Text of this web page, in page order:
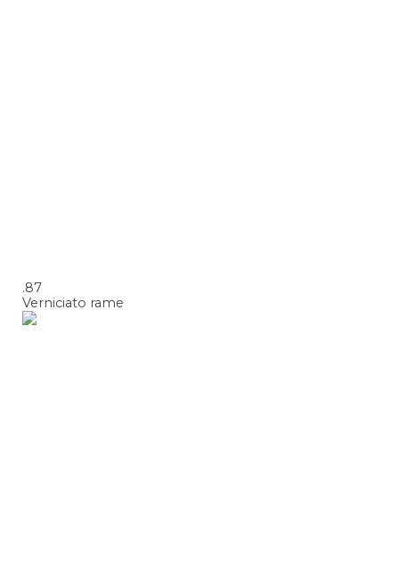
.87
Verniciato rame